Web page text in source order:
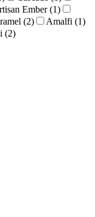
Ember (1)
(2) Amalfi (1)
(2)